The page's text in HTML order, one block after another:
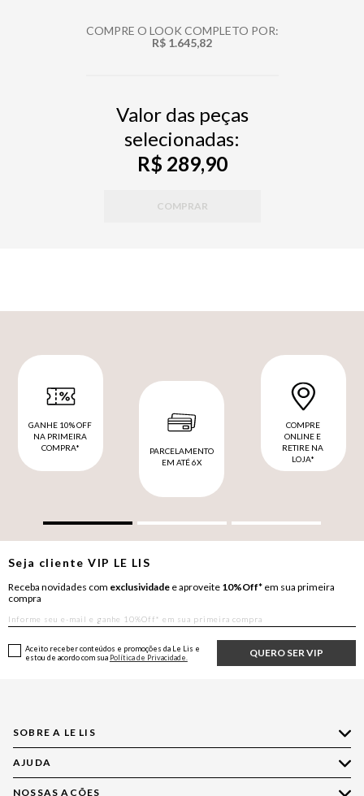
COMPRE O LOOK COMPLETO POR:
R$ 1.645,82
Valor das peças
selecionadas:
R$ 289,90
COMPRAR
GANHE 10% OFF
NA PRIMEIRA
COMPRA*
PARCELAMENTO
EM ATÉ 6X
COMPRE
ONLINE E
RETIRE NA
LOJA*
Seja clienteVIP LE LIS
Receba novidades com exclusividade e aproveite 10%Off* em sua primeira
compra
QUERO SER VIP
Aceito receber conteúdos e promoções da Le Lis e
estou de acordo com sua Política de Privacidade.
SOBRE A LE LIS
Quem Somos
Nossas Lojas
AJUDA
NOSSAS AÇÕES